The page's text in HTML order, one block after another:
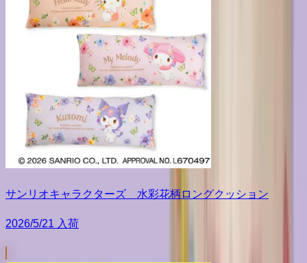
サンリオキャラクターズ 水彩花柄ロングクッション
2026/5/21 入荷